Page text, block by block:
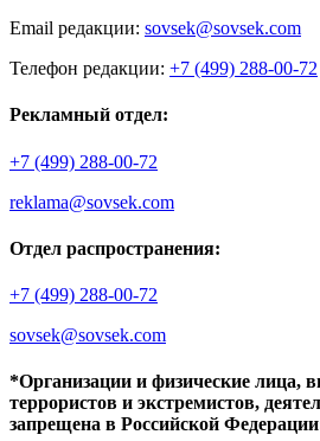
Email редакции: sovsek@sovsek.com
Телефон редакции: +7 (499) 288-00-72
Рекламный отдел:
+7 (499) 288-00-72
reklama@sovsek.com
Отдел распространения:
+7 (499) 288-00-72
sovsek@sovsek.com
*Организации и физические лица,
террористов и экстремистов,
запрещена в Российской